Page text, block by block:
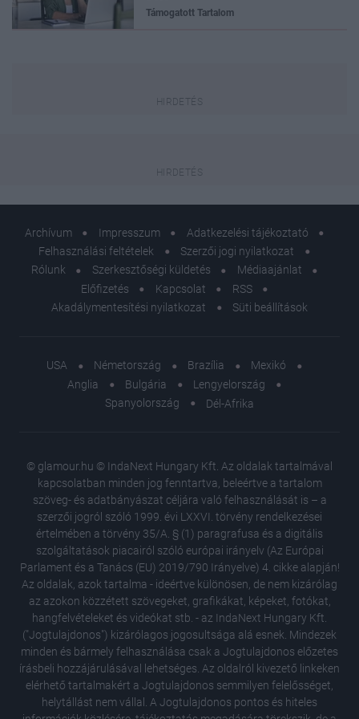
Támogatott Tartalom
Archívum Impresszum
Adatkezelési tájékoztató
Felhasználási feltételek
Szerzői jogi nyilatkozat
Rólunk
Szerkesztőségi küldetés
Médiaajánlat
Előfizetés
Kapcsolat
RSS
Akadálymentesítési nyilatkozat
Süti beállítások
USA Németország Brazília
Mexikó
Anglia
Bulgária
Lengyelország
Spanyolország
Dél-Afrika
© glamour.hu © IndaNext Hungary Kft. Az oldalak tartalmával
kapcsolatban minden jog fenntartva, beleértve a tartalom
szöveg- és adatbányászat céljára való felhasználását is – a
szerzői jogról szóló 1999. évi LXXVI. törvény rendelkezései
értelmében a törvény 35/A. § (1) paragrafusa és a digitális
szolgáltatások piacairól szóló európai irányelv (Az Európai
Parlament és a Tanács (EU) 2019/790 Irányelve) 4. cikke alapján!
Az oldalak, azok tartalma - ideértve különösen, de nem kizárólag
az azokon közzétett szövegeket, grafikákat, képeket, fotókat,
hangfelvételeket és videókat stb. - az IndaNext Hungary Kft.
("Jogtulajdonos") kizárólagos jogosultsága alá esnek. Mindezek
minden és bármely felhasználása csak a Jogtulajdonos előzetes
írásbeli hozzájárulásával lehetséges. Az oldalról kivezető linkeken
elérhető tartalmakért a Jogtulajdonos semmilyen felelősséget,
helytállást nem vállal. A Jogtulajdonos pontos és hiteles